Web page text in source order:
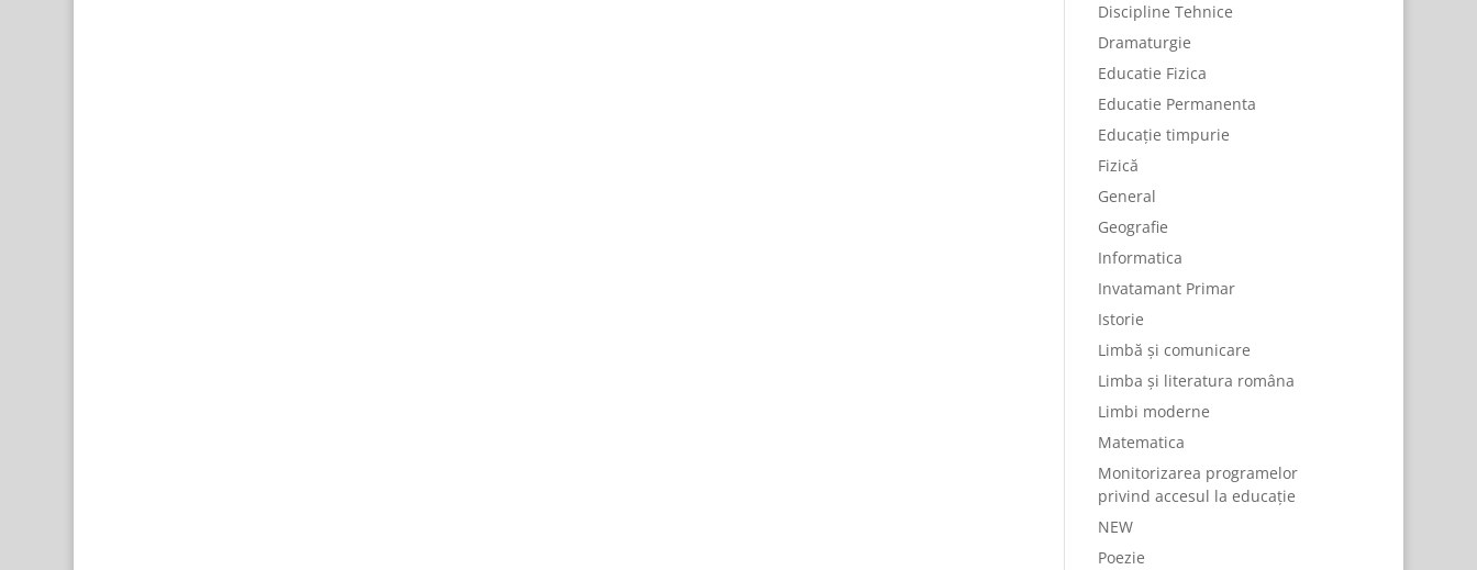
Discipline Tehnice
Dramaturgie
Educatie Fizica
Educatie Permanenta
Educație timpurie
Fizică
General
Geografie
Informatica
Invatamant Primar
Istorie
Limbă și comunicare
Limba și literatura româna
Limbi moderne
Matematica
Monitorizarea programelor
privind accesul la educație
NEW
Poezie